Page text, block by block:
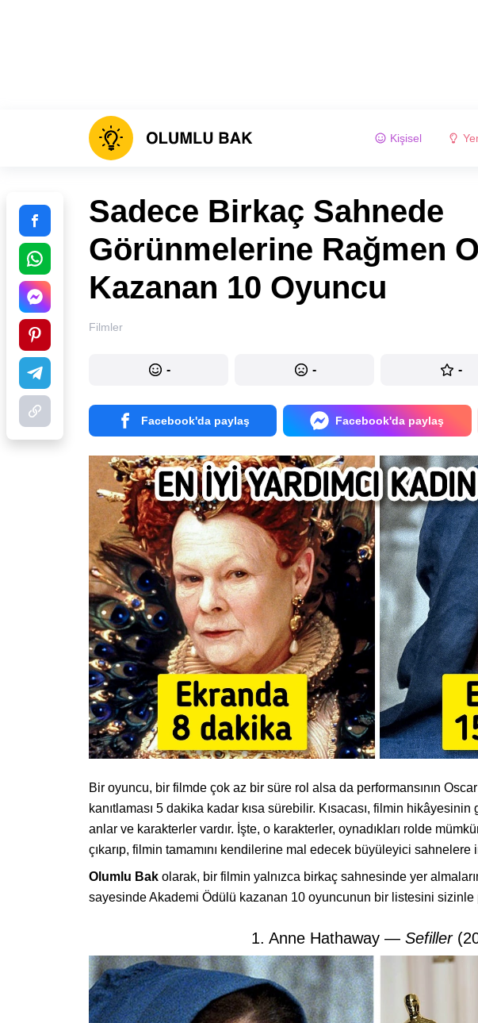
Kişisel
Sadece Birkaç Sahnede
Görünmelerine Rağmen
Kazanan 10 Oyuncu
Filmler
- - -
Facebook'da paylaş Facebook'da paylaş
Bir oyuncu, bir filmde çok az bir süre rol alsa da performansının
kanıtlaması 5 dakika kadar kısa sürebilir. Kısacası, filmin
anlar ve karakterler vardır. İşte, o karakterler, oynadıkları rolde
çıkarıp, filmin tamamını kendilerine mal edecek büyüleyici sahnelere
Olumlu Bak olarak, bir filmin yalnızca birkaç sahnesinde yer
sayesinde Akademi Ödülü kazanan 10 oyuncunun bir listesini sizinle
1. Anne Hathaway — Sefiller